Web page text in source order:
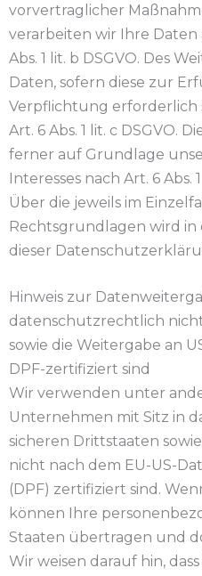
vorvertraglicher
verarbeiten wir Ihre
Abs. 1 lit. b DSGVO. Des
Daten, sofern diese zur
Verpflichtung erforderlich
Art. 6 Abs. 1 lit. c DSGVO.
ferner auf Grundlage
Interesses nach Art. 6 Abs.
Über die jeweils im
Rechtsgrundlagen wird
dieser
Hinweis zur
datenschutzrechtlich
sowie die Weitergabe an
DPF-zertifiziert sind
Wir verwenden unter
Unternehmen mit Sitz in
sicheren Drittstaaten
nicht nach dem EU-US-
(DPF) zertifiziert sind.
können Ihre
Staaten übertragen und
Wir weisen darauf hin,